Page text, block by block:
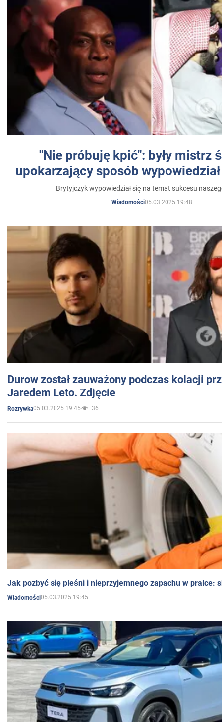
"Nie próbuję kpić": były mistrz
upokarzający sposób
Brytyjczyk wypowiedział się na temat sukcesu
Wiadomości05.03.2025 19:48
Durow został zauważony podczas kolacji
Jaredem Leto. Zdjęcie
Rozrywka05.03.2025 19:45 36
Jak pozbyć się pleśni i nieprzyjemnego zapachu w pralce:
Wiadomości05.03.2025 19:45